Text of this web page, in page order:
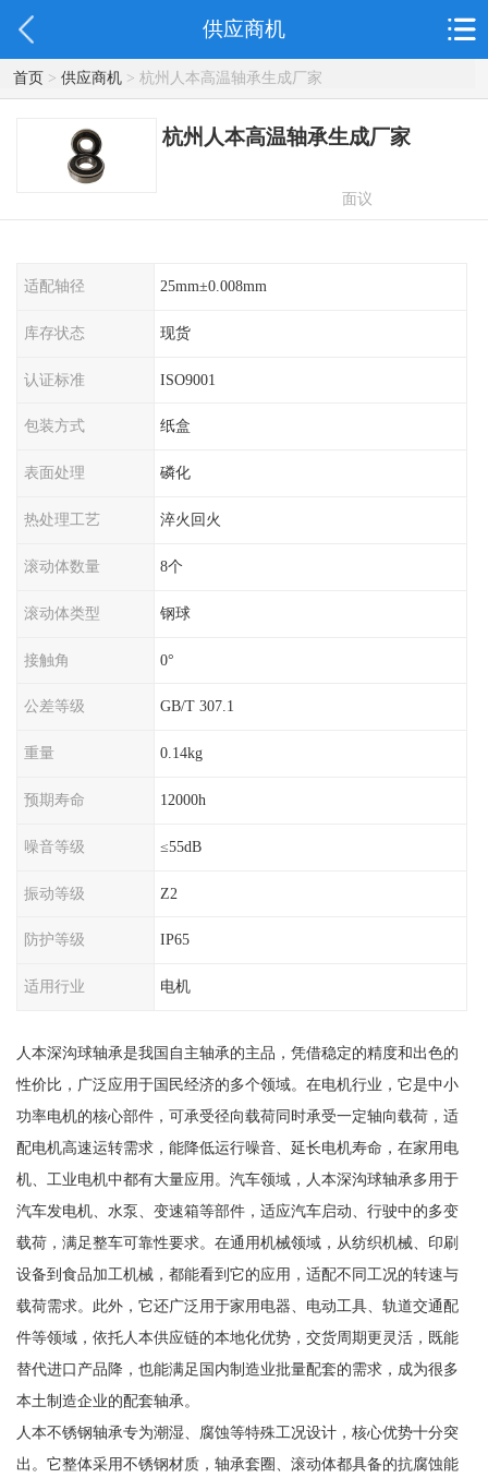
供应商机
首页> 供应商机> 杭州人本高温轴承生成厂家
杭州人本高温轴承生成厂家
面议
适配轴径 25mm±0.008mm
库存状态 现货
认证标准 ISO9001
包装方式 纸盒
表面处理 磷化
热处理工艺 淬火回火
滚动体数量 8个
滚动体类型 钢球
接触角 0°
公差等级 GB/T 307.1
重量 0.14kg
预期寿命 12000h
噪音等级 ≤55dB
振动等级 Z2
防护等级 IP65
适用行业 电机
人本深沟球轴承是我国自主轴承的主品，凭借稳定的精度和出色的
性价比，广泛应用于国民经济的多个领域。在电机行业，它是中小
功率电机的核心部件，可承受径向载荷同时承受一定轴向载荷，适
配电机高速运转需求，能降低运行噪音、延长电机寿命，在家用电
机、工业电机中都有大量应用。汽车领域，人本深沟球轴承多用于
汽车发电机、水泵、变速箱等部件，适应汽车启动、行驶中的多变
载荷，满足整车可靠性要求。在通用机械领域，从纺织机械、印刷
设备到食品加工机械，都能看到它的应用，适配不同工况的转速与
载荷需求。此外，它还广泛用于家用电器、电动工具、轨道交通配
件等领域，依托人本供应链的本地化优势，交货周期更灵活，既能
替代进口产品降，也能满足国内制造业批量配套的需求，成为很多
本土制造企业的配套轴承。
人本不锈钢轴承专为潮湿、腐蚀等特殊工况设计，核心优势十分突
出。它整体采用不锈钢材质，轴承套圈、滚动体都具备的抗腐蚀能